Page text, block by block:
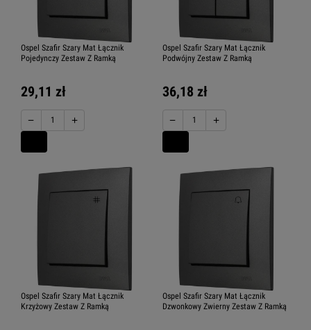
Ospel Szafir Szary Mat Łącznik
Pojedynczy Zestaw Z Ramką
29,11 zł
− +
Ospel Szafir Szary Mat Łącznik
Podwójny Zestaw Z Ramką
36,18 zł
− +
Ospel Szafir Szary Mat Łącznik
Krzyżowy Zestaw Z Ramką
Ospel Szafir Szary Mat Łącznik
Dzwonkowy Zwierny Zestaw Z Ramką